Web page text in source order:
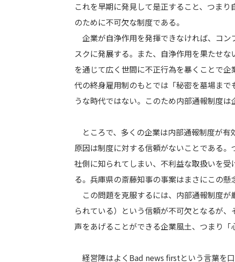
これを早期に発見して是正すること、つま
のために不可欠な制度である。
企業が自浄作用を発揮できなければ、コン
スクに発展する。また、自浄作用を果たせ
を通じて広く世間に不正行為を暴くことで
代の終身雇用制のもとでは「秘密を墓場ま
うな時代ではない。このため内部通報制度は
ところで、多くの企業は内部通報制度が有
原因は制度に対する信頼がないことである
社側に知られてしまい、不利益な取扱いを
る。兵庫県の斎藤知事の事案はまさにこの懸
この問題を克服するには、内部通報制度
られている）という信頼が不可欠となるが
声をあげることができる企業風土、つまり「
経営陣はよく Bad news firstという言葉を